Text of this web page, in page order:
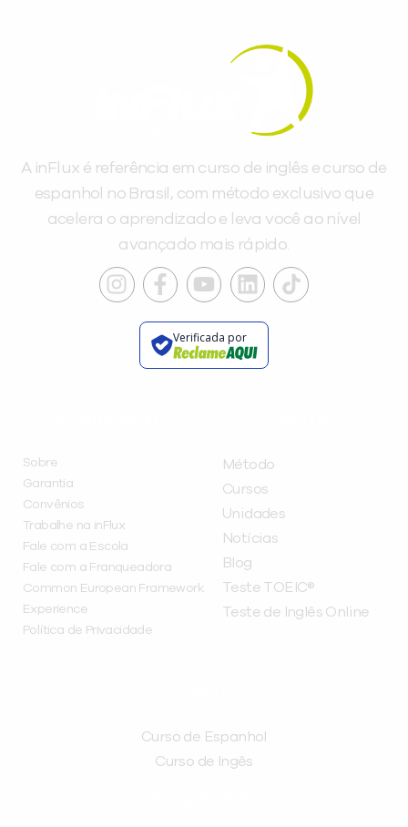
A inFlux é referência em curso de inglês e curso de
espanhol no Brasil, com método exclusivo que
acelera o aprendizado e leva você ao nível
avançado mais rápido.
Verificada por
Sobre
Garantia
Convênios
Trabalhe na inFlux
Fale com a Escola
Fale com a Franqueadora
Common European Framework
Experience
Política de Privacidade
Método
Cursos
Unidades
Notícias
Blog
Teste TOEIC®
Teste de Inglês Online
Curso de Espanhol
Curso de Ingês